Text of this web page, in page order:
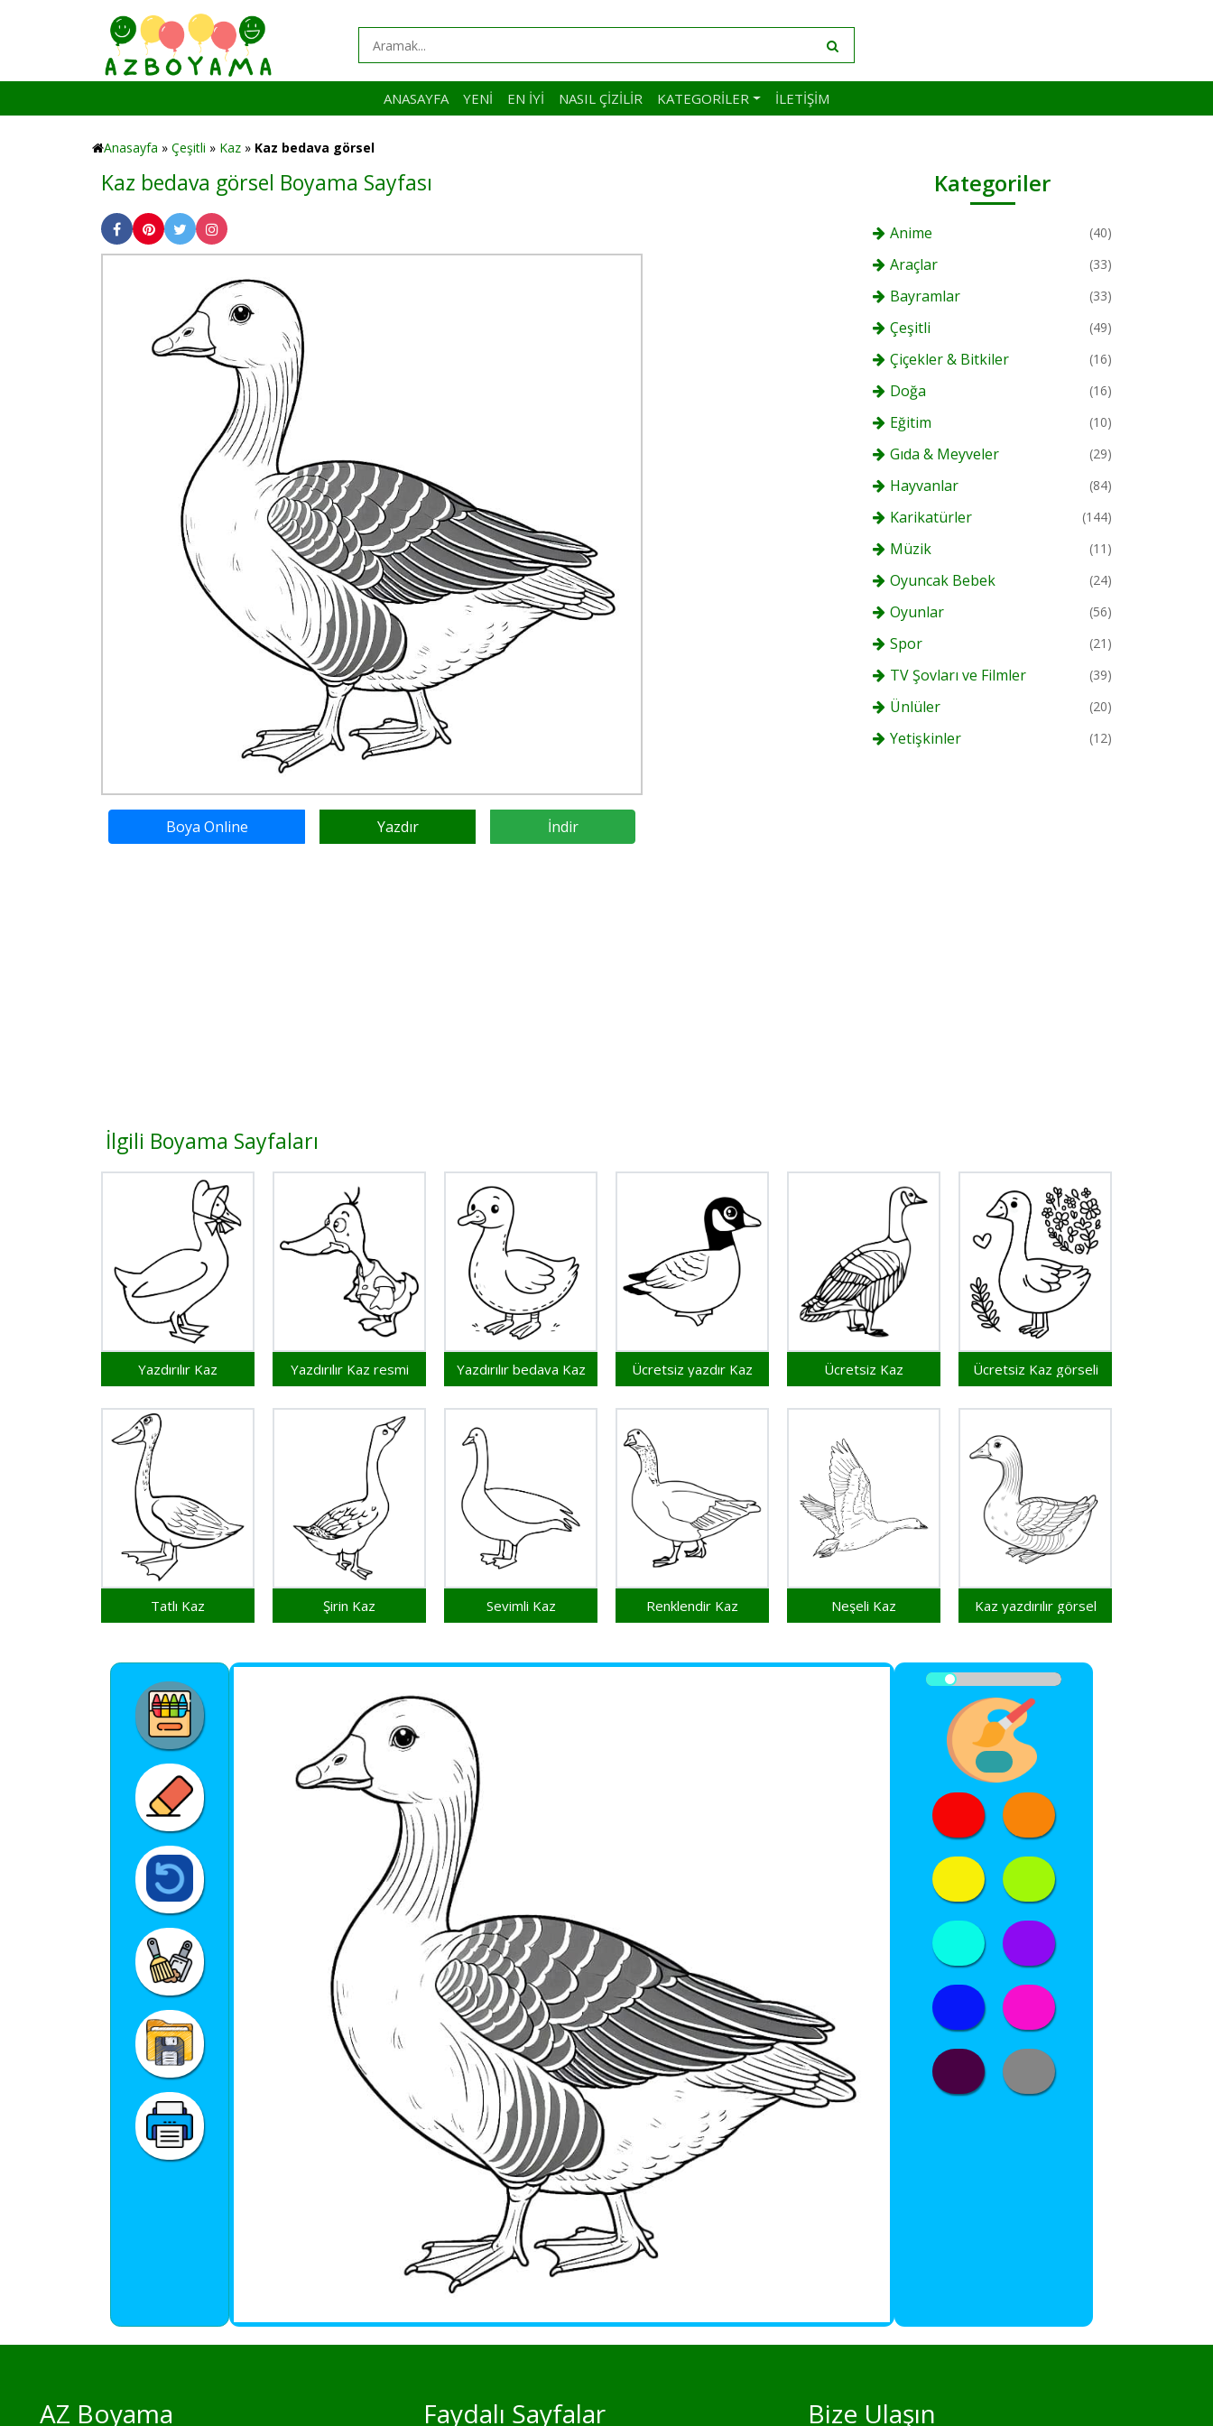
ANASAYFA YENI EN İYI NASIL ÇIZILIR KATEGORILER İLETIŞIM
Anasayfa » Çeşitli » Kaz » Kaz bedava görsel
Kaz bedava görsel Boyama Sayfası
Boya Online Yazdır İndir
Kategoriler
Anime (40)
Araçlar (33)
Bayramlar (33)
Çeşitli (49)
Çiçekler & Bitkiler (16)
Doğa (16)
Eğitim (10)
Gıda & Meyveler (29)
Hayvanlar (84)
Karikatürler (144)
Müzik (11)
Oyuncak Bebek (24)
Oyunlar (56)
Spor (21)
TV Şovları ve Filmler (39)
Ünlüler (20)
Yetişkinler (12)
İlgili Boyama Sayfaları
Yazdırılır Kaz Yazdırılır Kaz resmi Yazdırılır bedava Kaz Ücretsiz yazdır Kaz Ücretsiz Kaz Ücretsiz Kaz görseli
Tatlı Kaz Şirin Kaz Sevimli Kaz Renklendir Kaz Neşeli Kaz Kaz yazdırılır görsel
AZ Boyama Faydalı Sayfalar Bize Ulaşın